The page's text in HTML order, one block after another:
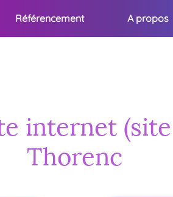
Référencement A propos
internet
Thorenc